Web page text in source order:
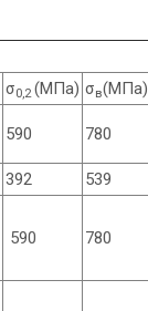
σ0,2(МПа) σв(МПа)
590 780
392 539
590 780